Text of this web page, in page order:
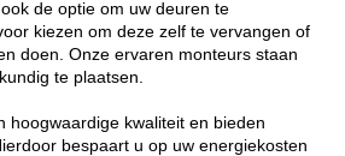
de optie om uw deuren te
kiezen om deze zelf te vervangen of
doen. Onze ervaren monteurs staan
te plaatsen.
hoogwaardige kwaliteit en bieden
bespaart u op uw energiekosten